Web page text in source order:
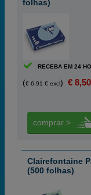
folhas)
RECEBA EM 24
(€ 6,91 € excl) €
comprar >
Clairefontaine
(500 folhas)